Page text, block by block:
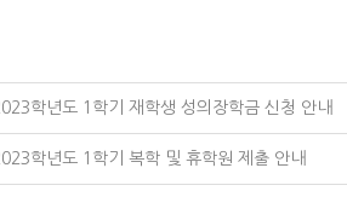
학년도 1학기 재학생 성의장학금 신청 안내
학년도 1학기 복학 및 휴학원 제출 안내